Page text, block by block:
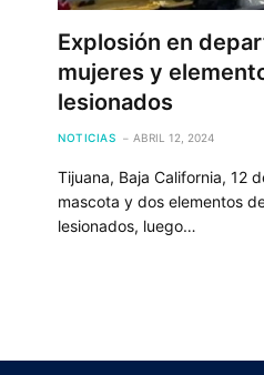
Explosión en
mujeres y
lesionados
NOTICIAS ABRIL 12, 2024
Tijuana, Baja California, 12
mascota y dos elementos
lesionados, luego…